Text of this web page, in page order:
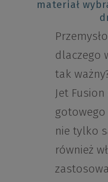
materiał
dlaczego
tak
Jet
nie tylko
również